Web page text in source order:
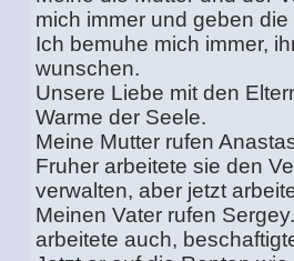
mich immer und geben
Ich bemuhe mich immer,
wunschen.
Unsere Liebe mit den
Warme der Seele.
Meine Mutter rufen
Fruher arbeitete sie den
verwalten, aber jetzt
Meinen Vater rufen
arbeitete auch,